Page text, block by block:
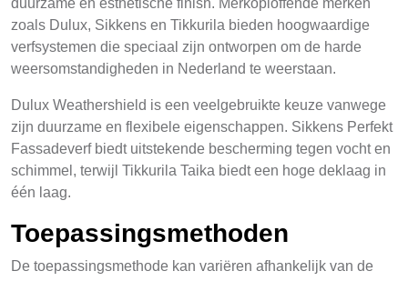
duurzame en esthetische finish. Merkoploffende merken
zoals Dulux, Sikkens en Tikkurila bieden hoogwaardige
verfsystemen die speciaal zijn ontworpen om de harde
weersomstandigheden in Nederland te weerstaan.
Dulux Weathershield is een veelgebruikte keuze vanwege
zijn duurzame en flexibele eigenschappen. Sikkens Perfekt
Fassadeverf biedt uitstekende bescherming tegen vocht en
schimmel, terwijl Tikkurila Taika biedt een hoge deklaag in
één laag.
Toepassingsmethoden
De toepassingsmethode kan variëren afhankelijk van de